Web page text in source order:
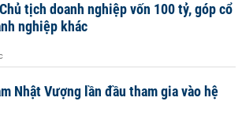
tịch doanh nghiệp vốn 100 tỷ, góp cổ
nghiệp khác
Nhật Vượng lần đầu tham gia vào hệ